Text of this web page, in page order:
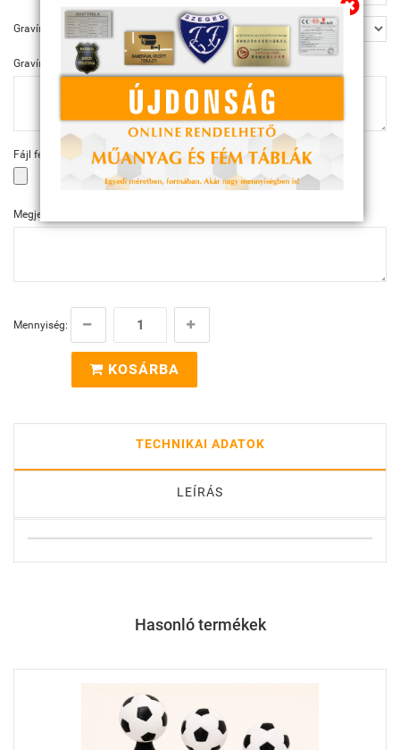
Gravírozás
Gravírozás szövege
Fájl feltöltése
Megjegyzés
Mennyiség:
KOSÁRBA
TECHNIKAI ADATOK
LEÍRÁS
Hasonló termékek